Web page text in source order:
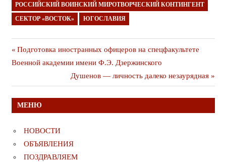
РОССИЙСКИЙ ВОИНСКИЙ МИРОТВОРЧЕСКИЙ КОНТИНГЕНТ
СЕКТОР «ВОСТОК» ЮГОСЛАВИЯ
Навигация
записям
Предыдущая
публикация
Подготовка иностранных офицеров на спецфакультете
Военной академии имени Ф.Э. Дзержинского
Следующая
публикация
Душенов — личность далеко незаурядная
МЕНЮ
НОВОСТИ
ОБЪЯВЛЕНИЯ
ПОЗДРАВЛЯЕМ